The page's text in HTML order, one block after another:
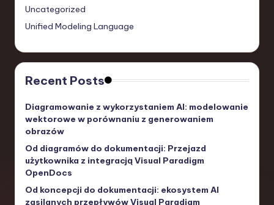
Uncategorized
Unified Modeling Language
Recent Posts
Diagramowanie z wykorzystaniem AI: modelowanie
wektorowe w porównaniu z generowaniem
obrazów
Od diagramów do dokumentacji: Przejazd
użytkownika z integracją Visual Paradigm
OpenDocs
Od koncepcji do dokumentacji: ekosystem AI
zasilanych przepływów Visual Paradigm